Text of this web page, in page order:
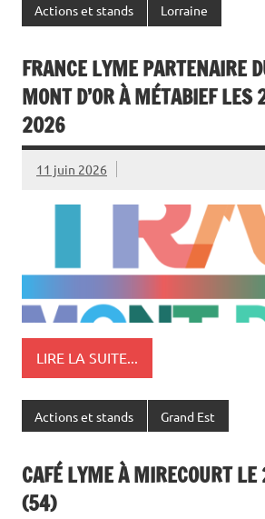
Actions et stands Lorraine
FRANCE LYME PARTENAIRE
MONT D’OR À MÉTABIEF LES
2026
11 juin 2026
LIRE LA SUITE...
Actions et stands Grand Est
CAFÉ LYME À MIRECOURT
(54)